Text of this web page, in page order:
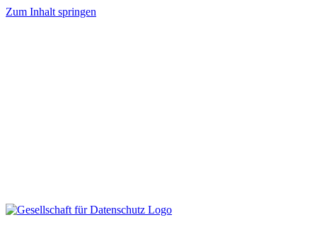
Zum Inhalt springen